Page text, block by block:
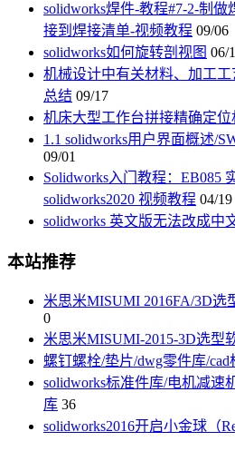
solidworks焊件-教程#7-2-制
接到焊接清单-视频教程 09/06
solidworks如何旋转剖视图 06/
机械设计中有关材料、加工
总结 09/17
机床大型工作台拼接精确定位
1.1 solidworks用户界面概述/
09/01
Solidworks入门教程：EB085
solidworks2020 视频教程 04/19
solidworks 英文版无法改成中
本站推荐
米思米MISUMI 2016FA/3D选
0
米思米MISUMI-2015-3D选型
螺钉螺栓/垫片/dwg零件库/cad
solidworks标准件库/电机减速
库 36
solidworks2016开启小金球（